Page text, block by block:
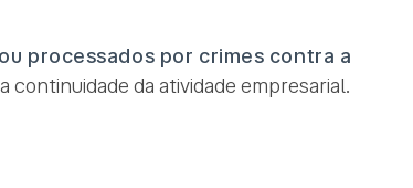
processados por crimes contra a
continuidade da atividade empresarial.